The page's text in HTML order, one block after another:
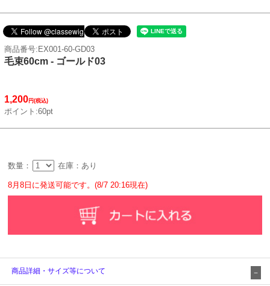
商品番号:EX001-60-GD03
毛束60cm - ゴールド03
1,200円(税込)
ポイント:60pt
数量： 在庫：あり
8月8日に発送可能です。(8/7 20:16現在)
商品詳細・サイズ等について